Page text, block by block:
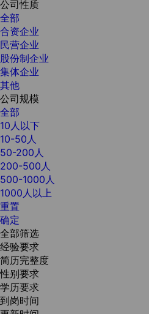
公司性质
全部
合资企业
民营企业
股份制企业
集体企业
其他
公司规模
全部
10人以下
10-50人
50-200人
200-500人
500-1000人
1000人以上
重置
确定
全部筛选
经验要求
简历完整度
性别要求
学历要求
到岗时间